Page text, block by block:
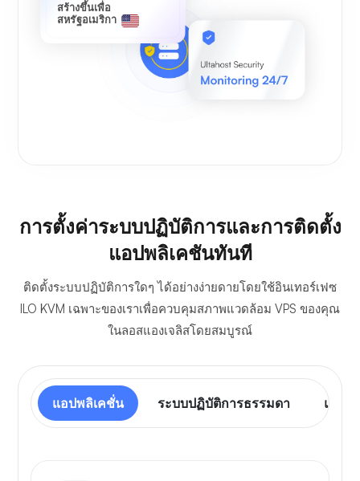
สร้างขึ้นเพื่อ
สหรัฐอเมริกา
การตั้งค่าระบบปฏิบัติการและการติดตั้ง
แอปพลิเคชันทันที
ติดตั้งระบบปฏิบัติการใดๆ ได้อย่างง่ายดายโดยใช้อินเทอร์เฟซ
ILO KVM เฉพาะของเราเพื่อควบคุมสภาพแวดล้อม VPS ของคุณ
ในลอสแองเจลิสโดยสมบูรณ์
แอปพลิเคชั่น ระบบปฏิบัติการธรรมดา แผงค